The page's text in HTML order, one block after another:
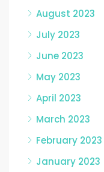
August 2023
July 2023
June 2023
May 2023
April 2023
March 2023
February 2023
January 2023